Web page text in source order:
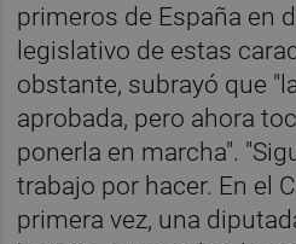
primeros de España en
legislativo de estas
obstante, subrayó que
aprobada, pero ahora
ponerla en marcha".
trabajo por hacer. En el
primera vez, una